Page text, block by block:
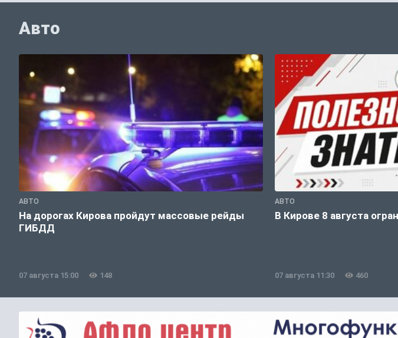
Авто
АВТО
На дорогах Кирова пройдут массовые рейды
ГИБДД
07 августа 15:00 148
АВТО
В Кирове 8 августа
07 августа 11:30 460